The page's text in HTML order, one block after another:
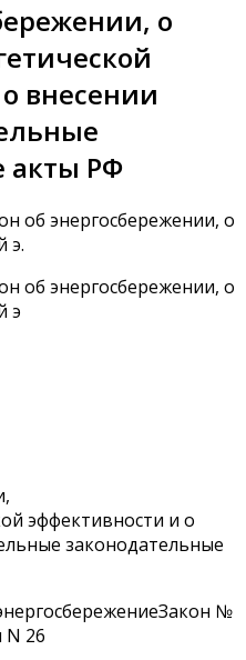
о
внесении
акты РФ
эффективности и о
законодательные